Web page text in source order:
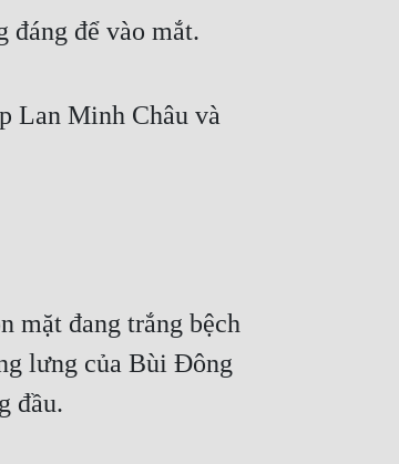
đáng để vào mắt.
Lan Minh Châu và
mặt đang trắng bệch
lưng của Bùi Đông
đầu.